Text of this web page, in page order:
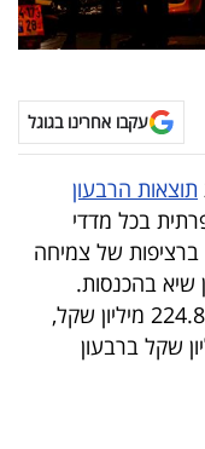
עקבו אחרינו בגוגל
תוצאות הרבעון
ספרתית בכל מדדי
ברציפות של צמיחה
שיא בהכנסות.
ההכנסות ברבעון השלישי הסתכמו לכ-224.8 מיליון שקל,
7.7% לעומת כ-208.7 מיליון שקל ברבעון